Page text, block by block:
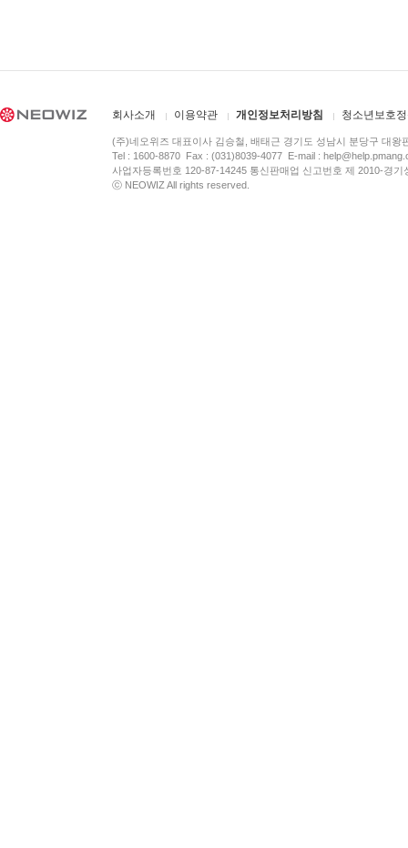
회사소개 이용약관 개인정보처리방침 청소년보호
(주)네오위즈 대표이사 김승철, 배태근 경기도 성남시 분당구 대왕
Tel : 1600-8870 Fax : (031)8039-4077 E-mail :
사업자등록번호 120-87-14245 통신판매업 신고번호 제 2010-경
ⓒ NEOWIZ All rights reserved.